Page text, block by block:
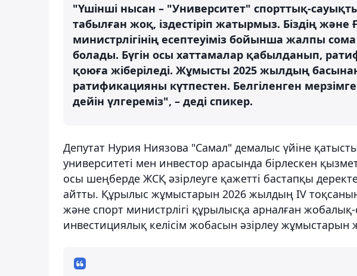
"Үшінші нысан – "Университет" спорттық-
табылған жоқ, іздестіріп жатырмыз. Біздің
министрлігінің есептеуіміз бойынша жалпы
болады. Бүгін осы хаттамалар қабылданып,
қоюға жіберіледі. Жұмысты 2025 жылдың
ратификацияны күтпестен. Белгіленген
дейін үлгереміз", – деді спикер.
Депутат Нурия Ниязова "Самал" демалыс үйіне
университеті мен инвестор арасында бірлескен
осы шеңберде ЖСҚ әзірлеуге қажетті бастапқы
айтты. Құрылыс жұмыстарын 2026 жылдың IV
және спорт министрлігі құрылысқа арналған
инвестициялық келісім жобасын әзірлеу жұмыстарын